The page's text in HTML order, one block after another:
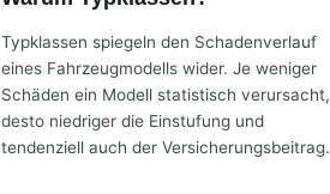
Typklassen spiegeln den Schadenverlauf
eines Fahrzeugmodells wider. Je weniger
Schäden ein Modell statistisch verursacht,
desto niedriger die Einstufung und
tendenziell auch der Versicherungsbeitrag.